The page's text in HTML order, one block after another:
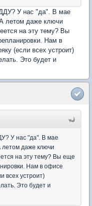
У нас "да". В мае
летом даже ключи
на эту тему? Вы
Нам в
(если всех устроит)
Это будет и
У нас "да". В мае
летом даже ключи
на эту тему? Вы еще
Нам в офисе
всех устроит)
Это будет и